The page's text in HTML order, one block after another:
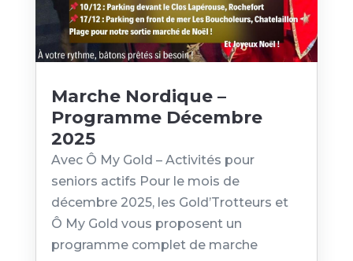
Marche Nordique –
Programme Décembre
2025
Avec Ô My Gold – Activités pour
seniors actifs Pour le mois de
décembre 2025, les Gold’Trotteurs et
Ô My Gold vous proposent un
programme complet de marche